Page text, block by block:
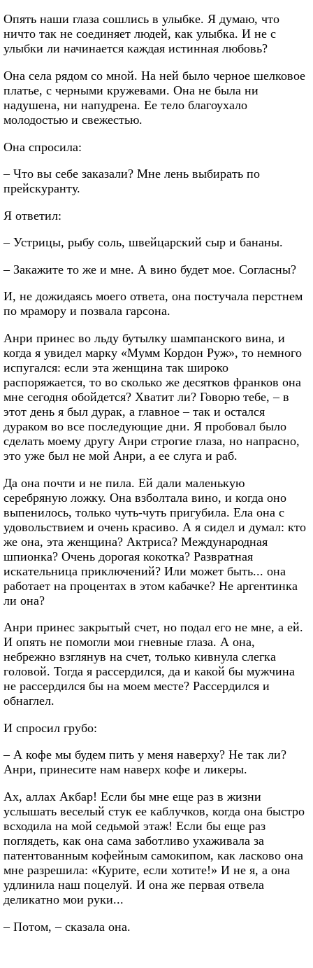
Опять наши глаза сошлись в улыбке. Я думаю, что
ничто так не соединяет людей, как улыбка. И не с
улыбки ли начинается каждая истинная любовь?
Она села рядом со мной. На ней было черное шелковое
платье, с черными кружевами. Она не была ни
надушена, ни напудрена. Ее тело благоухало
молодостью и свежестью.
Она спросила:
– Что вы себе заказали? Мне лень выбирать по
прейскуранту.
Я ответил:
– Устрицы, рыбу соль, швейцарский сыр и бананы.
– Закажите то же и мне. А вино будет мое. Согласны?
И, не дожидаясь моего ответа, она постучала перстнем
по мрамору и позвала гарсона.
Анри принес во льду бутылку шампанского вина, и
когда я увидел марку «Мумм Кордон Руж», то немного
испугался: если эта женщина так широко
распоряжается, то во сколько же десятков франков она
мне сегодня обойдется? Хватит ли? Говорю тебе, – в
этот день я был дурак, а главное – так и остался
дураком во все последующие дни. Я пробовал было
сделать моему другу Анри строгие глаза, но напрасно,
это уже был не мой Анри, а ее слуга и раб.
Да она почти и не пила. Ей дали маленькую
серебряную ложку. Она взболтала вино, и когда оно
выпенилось, только чуть-чуть пригубила. Ела она с
удовольствием и очень красиво. А я сидел и думал: кто
же она, эта женщина? Актриса? Международная
шпионка? Очень дорогая кокотка? Развратная
искательница приключений? Или может быть... она
работает на процентах в этом кабачке? Не аргентинка
ли она?
Анри принес закрытый счет, но подал его не мне, а ей.
И опять не помогли мои гневные глаза. А она,
небрежно взглянув на счет, только кивнула слегка
головой. Тогда я рассердился, да и какой бы мужчина
не рассердился бы на моем месте? Рассердился и
обнаглел.
И спросил грубо:
– А кофе мы будем пить у меня наверху? Не так ли?
Анри, принесите нам наверх кофе и ликеры.
Ах, аллах Акбар! Если бы мне еще раз в жизни
услышать веселый стук ее каблучков, когда она быстро
всходила на мой седьмой этаж! Если бы еще раз
поглядеть, как она сама заботливо ухаживала за
патентованным кофейным самокипом, как ласково она
мне разрешила: «Курите, если хотите!» И не я, а она
удлинила наш поцелуй. И она же первая отвела
деликатно мои руки...
– Потом, – сказала она.